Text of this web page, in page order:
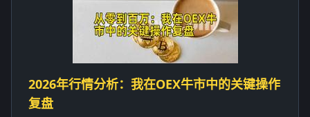
2026年行情分析：我在OEX牛市中的关键操作
复盘